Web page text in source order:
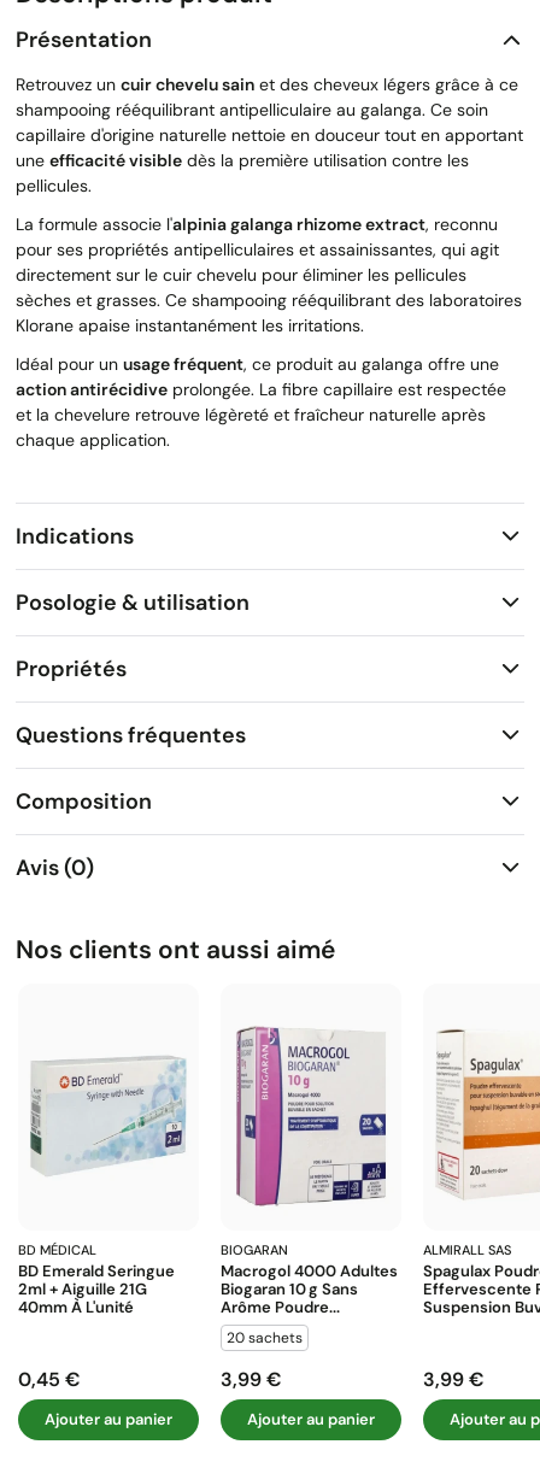
Présentation
Retrouvez un cuir chevelu sain et des cheveux légers grâce à ce
shampooing rééquilibrant antipelliculaire au galanga. Ce soin
capillaire d'origine naturelle nettoie en douceur tout en apportant
une efficacité visible dès la première utilisation contre les
pellicules.
La formule associe l'alpinia galanga rhizome extract, reconnu
pour ses propriétés antipelliculaires et assainissantes, qui agit
directement sur le cuir chevelu pour éliminer les pellicules
sèches et grasses. Ce shampooing rééquilibrant des laboratoires
Klorane apaise instantanément les irritations.
Idéal pour un usage fréquent, ce produit au galanga offre une
action antirécidive prolongée. La fibre capillaire est respectée
et la chevelure retrouve légèreté et fraîcheur naturelle après
chaque application.
Indications
Posologie & utilisation
Propriétés
Questions fréquentes
Composition
Avis (0)
Nos clients ont aussi aimé
BD MÉDICAL
BD Emerald Seringue
2ml + Aiguille 21G
40mm À L'unité
Prix
0,45 €
Ajouter au panier
BIOGARAN
Macrogol 4000 Adultes
Biogaran 10 G Sans
Arôme Poudre...
20 sachets
Prix
3,99 €
Ajouter au panier
ALMIRALL SAS
Spagulax
Effervescente
Suspension
Prix
3,99 €
Ajouter au